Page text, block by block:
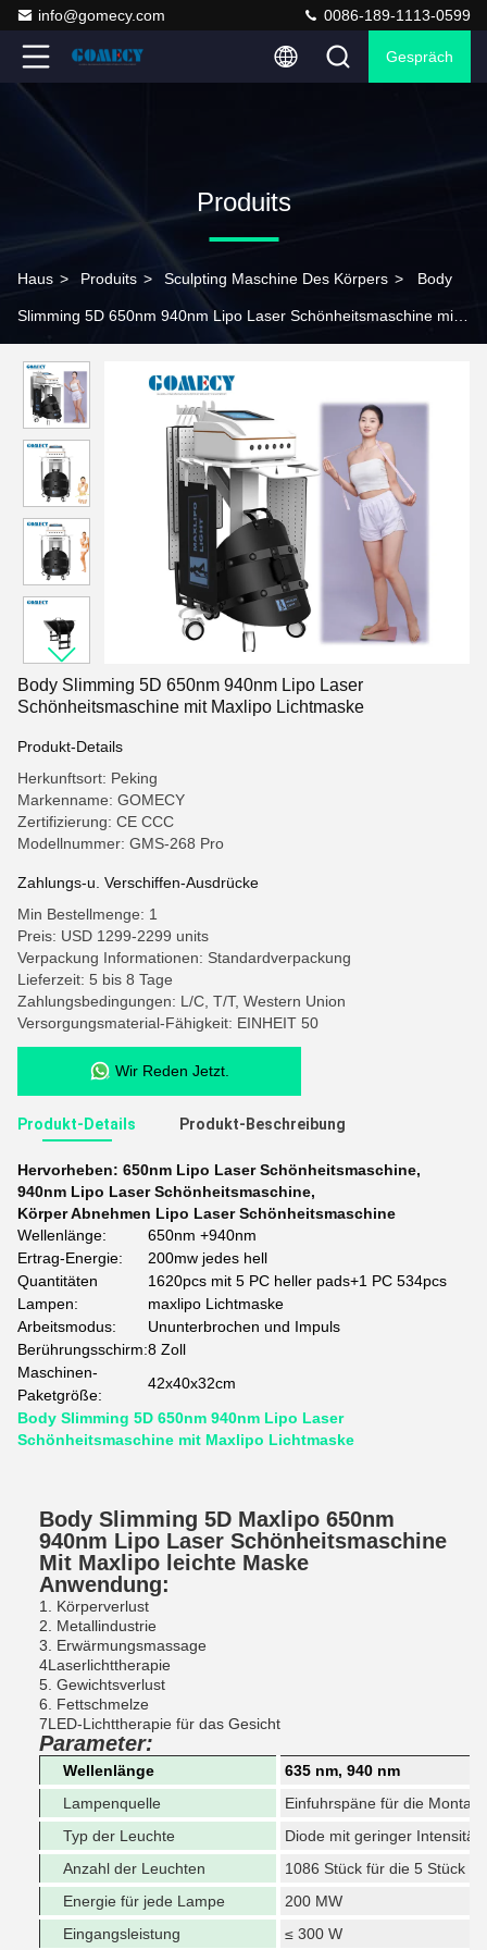
info@gomecy.com 0086-189-1113-0599
Gespräch
Produits
Haus > Produits > Sculpting Maschine Des Körpers > Body
Slimming 5D 650nm 940nm Lipo Laser Schönheitsmaschine mit
Body Slimming 5D 650nm 940nm Lipo Laser
Schönheitsmaschine mit Maxlipo Lichtmaske
Produkt-Details
Herkunftsort: Peking
Markenname: GOMECY
Zertifizierung: CE CCC
Modellnummer: GMS-268 Pro
Zahlungs-u. Verschiffen-Ausdrücke
Min Bestellmenge: 1
Preis: USD 1299-2299 units
Verpackung Informationen: Standardverpackung
Lieferzeit: 5 bis 8 Tage
Zahlungsbedingungen: L/C, T/T, Western Union
Versorgungsmaterial-Fähigkeit: EINHEIT 50
Wir Reden Jetzt.
Produkt-Details Produkt-Beschreibung
Hervorheben: 650nm Lipo Laser Schönheitsmaschine,
940nm Lipo Laser Schönheitsmaschine,
Körper Abnehmen Lipo Laser Schönheitsmaschine
Wellenlänge:
650nm +940nm
Ertrag-Energie:
200mw jedes hell
Quantitäten
Lampen:
1620pcs mit 5 PC heller pads+1 PC 534pcs
maxlipo Lichtmaske
Arbeitsmodus:
Ununterbrochen und Impuls
Berührungsschirm:8 Zoll
Maschinen-
Paketgröße:
42x40x32cm
Body Slimming 5D 650nm 940nm Lipo Laser
Schönheitsmaschine mit Maxlipo Lichtmaske
Body Slimming 5D Maxlipo 650nm
940nm Lipo Laser Schönheitsmaschine
Mit Maxlipo leichte Maske
Anwendung:
1. Körperverlust
2. Metallindustrie
3. Erwärmungsmassage
4Laserlichttherapie
5. Gewichtsverlust
6. Fettschmelze
7LED-Lichttherapie für das Gesicht
Parameter:
Wellenlänge
635 nm, 940 nm
Lampenquelle
Einfuhrspäne für die
Typ der Leuchte
Diode mit geringer Intensität
Anzahl der Leuchten
1086 Stück für die 5 Stück
Energie für jede Lampe
200 MW
Eingangsleistung
≤ 300 W